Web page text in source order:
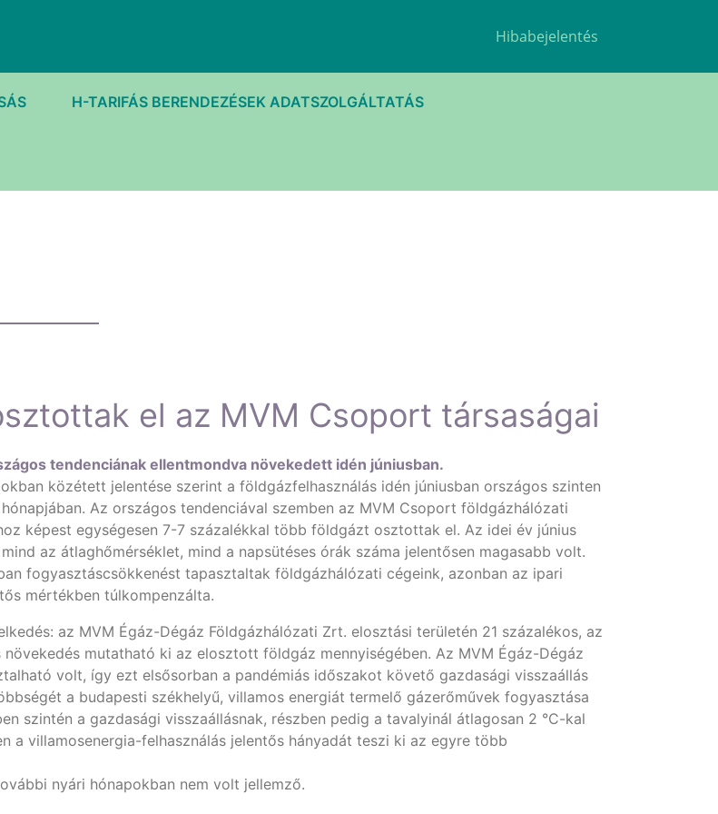
Hibabejelentés
H-TARIFÁS BERENDEZÉSEK ADATSZOLGÁLTATÁS
el az MVM Csoport társaságai
tendenciának ellentmondva növekedett idén júniusban.
közétett jelentése szerint a földgázfelhasználás idén júniusban országos szinten
Az országos tendenciával szemben az MVM Csoport földgázhálózati
képest egységesen 7-7 százalékkal több földgázt osztottak el. Az idei év június
az átlaghőmérséklet, mind a napsütéses órák száma jelentősen magasabb volt.
fogyasztáscsökkenést tapasztaltak földgázhálózati cégeink, azonban az ipari
mértékben túlkompenzálta.
az MVM Égáz-Dégáz Földgázhálózati Zrt. elosztási területén 21 százalékos, az
mutatható ki az elosztott földgáz mennyiségében. Az MVM Égáz-Dégáz
volt, így ezt elsősorban a pandémiás időszakot követő gazdasági visszaállás
a budapesti székhelyű, villamos energiát termelő gázerőművek fogyasztása
szintén a gazdasági visszaállásnak, részben pedig a tavalyinál átlagosan 2 °C-kal
a villamosenergia-felhasználás jelentős hányadát teszi ki az egyre több
nyári hónapokban nem volt jellemző.